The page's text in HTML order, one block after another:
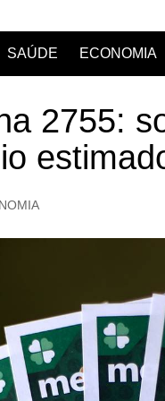
SAÚDE ECONOMIA
2755: